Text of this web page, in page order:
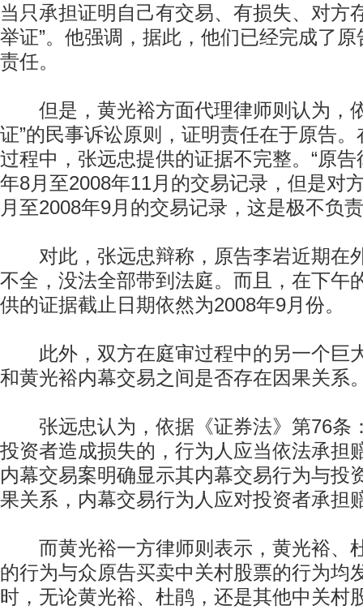
当只承担证明自己有交易、有损失、对方
举证”。他强调，据此，他们已经完成了
责任。
但是，黄光裕方面代理律师则认为，
证”的民事诉讼原则，证明责任在于原告
过程中，张远忠提供的证据不完整。“原
年8月至2008年11月的交易记录，但是对
月至2008年9月的交易记录，这是极不负
对此，张远忠辩称，原告李岩近期在
不全，没法全部带到法庭。而且，在下午
供的证据截止日期依然为2008年9月份。
此外，双方在庭审过程中的另一个巨
和黄光裕内幕交易之间是否存在因果关系
张远忠认为，依据《证券法》第76条
投资者造成损失的，行为人应当依法承担
内幕交易案明确显示其内幕交易行为与投
果关系，内幕交易行为人应对投资者承担
而黄光裕一方律师则表示，黄光裕、
的行为与众原告买卖中关村股票的行为均
时，无论黄光裕、杜鹃，还是其他中关村